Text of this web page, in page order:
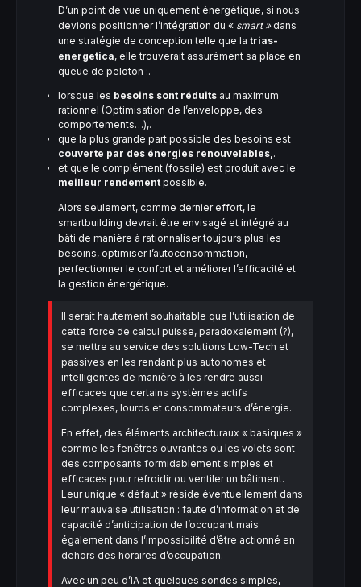
D’un point de vue uniquement énergétique, si nous
devions positionner l’intégration du « smart »dans
une stratégie de conception telle que la trias-
energetica, elle trouverait assurément sa place en
queue de peloton :.
lorsque les besoins sont réduits au maximum
rationnel (Optimisation de l’enveloppe, des
comportements…),.
que la plus grande part possible des besoins est
couverte par des énergies renouvelables, .
et que le complément (fossile) est produit avec le
meilleur rendement possible.
Alors seulement, comme dernier effort, le
smartbuilding devrait être envisagé et intégré au
bâti de manière à rationnaliser toujours plus les
besoins, optimiser l’autoconsommation,
perfectionner le confort et améliorer l’efficacité et
la gestion énergétique.
Il serait hautement souhaitable que l’utilisation de
cette force de calcul puisse, paradoxalement (?),
se mettre au service des solutions Low-Tech et
passives en les rendant plus autonomes et
intelligentes de manière à les rendre aussi
efficaces que certains systèmes actifs
complexes, lourds et consommateurs d’énergie.
En effet, des éléments architecturaux « basiques »
comme les fenêtres ouvrantes ou les volets sont
des composants formidablement simples et
efficaces pour refroidir ou ventiler un bâtiment.
Leur unique « défaut » réside éventuellement dans
leur mauvaise utilisation : faute d’information et de
capacité d’anticipation de l’occupant mais
également dans l’impossibilité d’être actionné en
dehors des horaires d’occupation.
Avec un peu d’IA et quelques sondes simples,